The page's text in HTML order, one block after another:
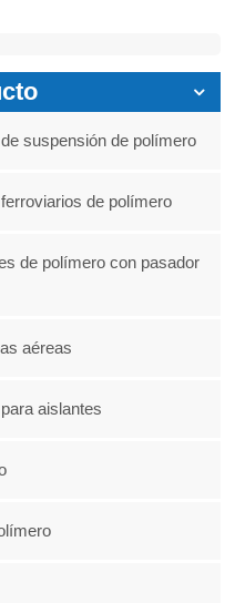
suspensión de polímero
de polímero
de polímero con pasador
aéreas
aislantes